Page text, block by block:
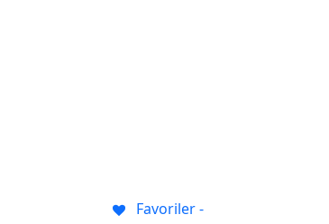
Favoriler -